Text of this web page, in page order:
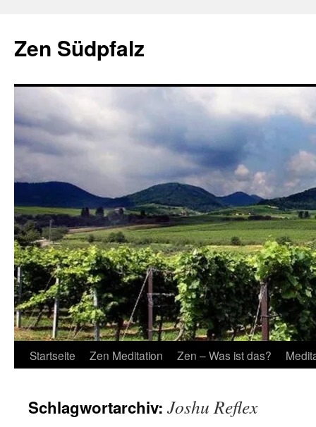
springen
Zen Südpfalz
Startseite Zen Meditation Zen – Was ist das?
Schlagwortarchiv: Joshu Reflex